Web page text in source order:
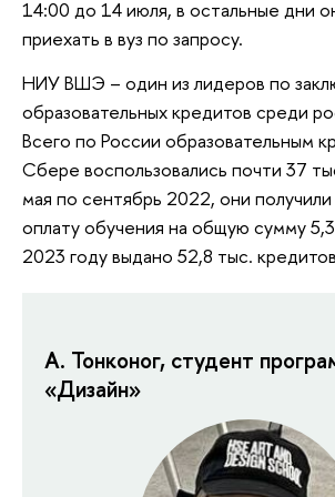
14:00 до 14 июля, в остальные дни
приехать в вуз по запросу.
НИУ ВШЭ – один из лидеров по
образовательных кредитов среди
Всего по России образовательным
Сбере воспользовались почти 37
мая по сентябрь 2022, они
оплату обучения на общую сумму
2023 году выдано 52,8 тыс.
А. Тонконог, студент
«Дизайн»